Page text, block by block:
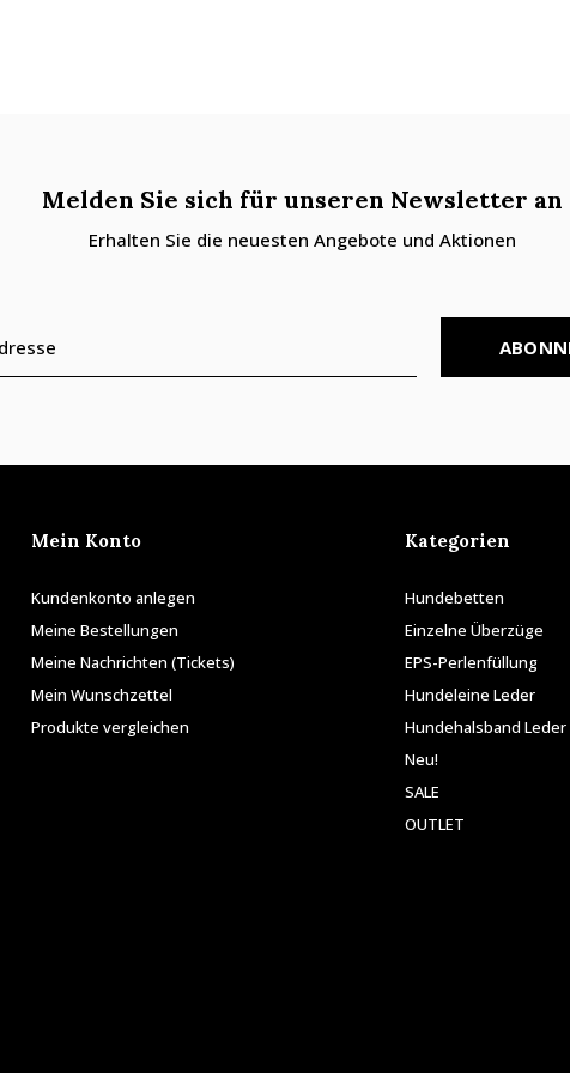
Melden Sie sich für unseren Newsletter an
Erhalten Sie die neuesten Angebote und Aktionen
Mein Konto
Kundenkonto anlegen
Meine Bestellungen
Meine Nachrichten (Tickets)
Mein Wunschzettel
Produkte vergleichen
Kategorien
Hundebetten
Einzelne Überzüge
EPS-Perlenfüllung
Hundeleine Leder
Hundehalsband Leder
Neu!
SALE
OUTLET